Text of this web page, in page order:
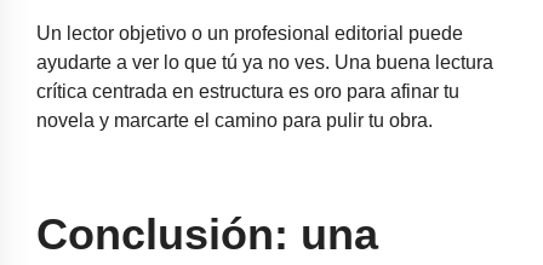
Un lector objetivo o un profesional editorial puede
ayudarte a ver lo que tú ya no ves. Una buena lectura
crítica centrada en estructura es oro para afinar tu
novela y marcarte el camino para pulir tu obra.
Conclusión: una